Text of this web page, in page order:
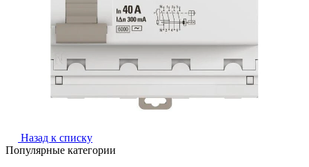
Назад к списку
Популярные категории